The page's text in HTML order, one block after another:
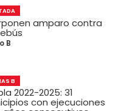
amparo contra
B
B
2022-2025: 31
con ejecuciones